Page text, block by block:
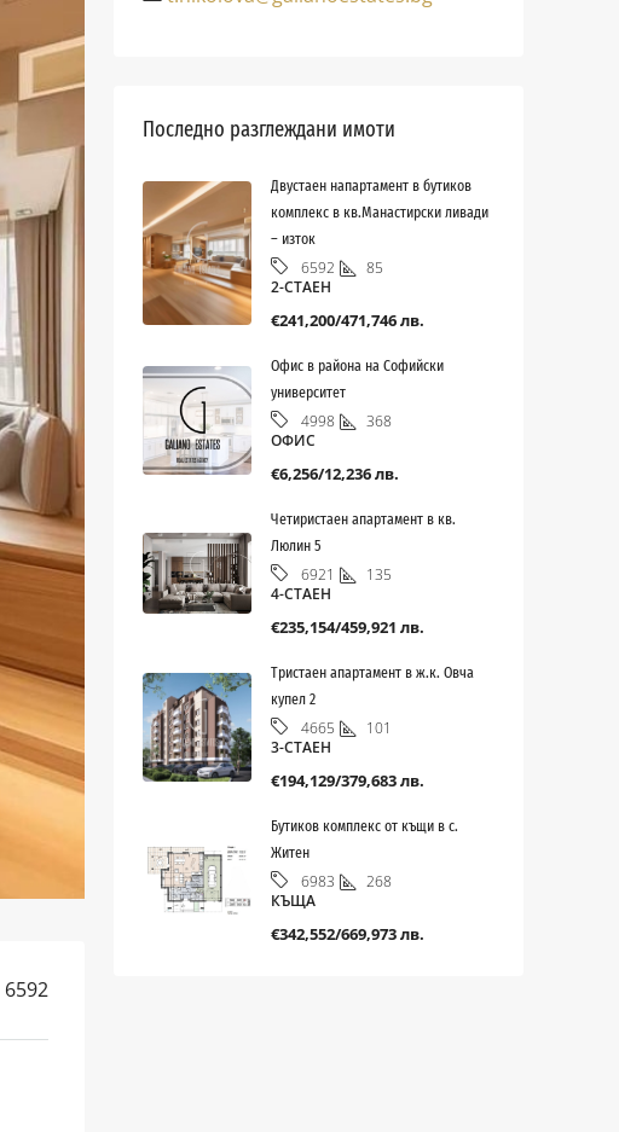
6592
Последно разглеждани имоти
Двустаен напартамент в бутиков
комплекс в кв.Манастирски ливади
– изток
6592
85
2-СТАЕН
€241,200/471,746 лв.
Офис в района на Софийски
университет
4998
368
ОФИС
€6,256/12,236 лв.
Четиристаен апартамент в кв.
Люлин 5
6921
135
4-СТАЕН
€235,154/459,921 лв.
Тристаен апартамент в ж.к. Овча
купел 2
4665
101
3-СТАЕН
€194,129/379,683 лв.
Бутиков комплекс от къщи в с.
Житен
6983
268
КЪЩА
€342,552/669,973 лв.